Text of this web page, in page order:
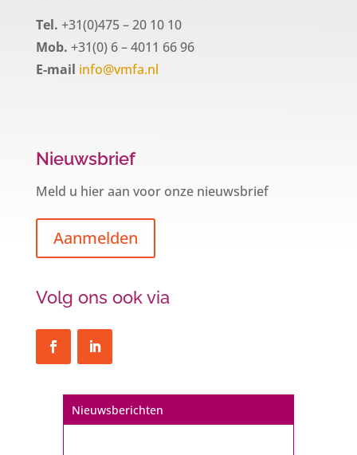
Tel. +31(0)475 – 20 10 10
Mob. +31(0) 6 – 4011 66 96
E-mail info@vmfa.nl
Nieuwsbrief
Meld u hier aan voor onze nieuwsbrief
Aanmelden
Volg ons ook via
Nieuwsberichten